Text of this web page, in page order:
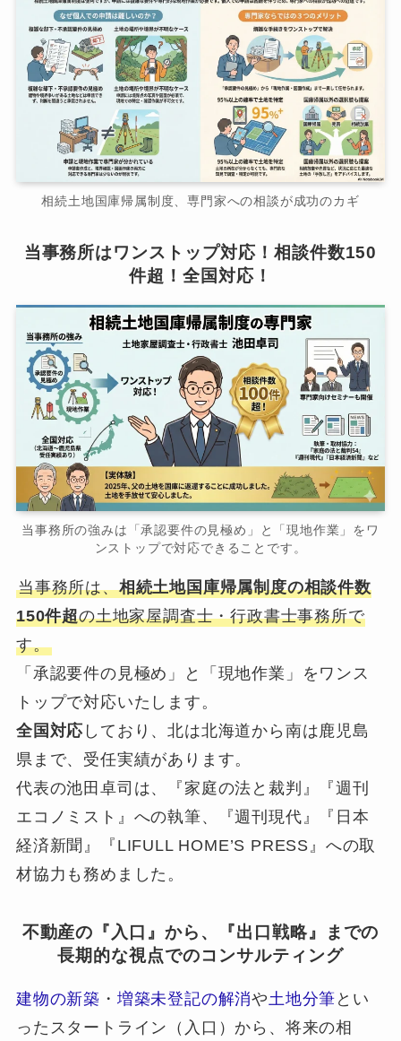
相続土地国庫帰属制度、専門家への相談が成功のカギ
当事務所はワンストップ対応！相談件数150
件超！全国対応！
当事務所の強みは「承認要件の見極め」と「現地作業」をワ
ンストップで対応できることです。
当事務所は、相続土地国庫帰属制度の相談件数
150件超の土地家屋調査士・行政書士事務所で
す。
「承認要件の見極め」と「現地作業」をワンス
トップで対応いたします。
全国対応 しており、北は北海道から南は鹿児島
県まで、受任実績があります。
代表の池田卓司は、『家庭の法と裁判』『週刊
エコノミスト』への執筆、『週刊現代』『日本
経済新聞』『LIFULL HOME’S PRESS』への取
材協力も務めました。
不動産の『入口』から、『出口戦略』までの
長期的な視点でのコンサルティング
建物の新築 ・ 増築未登記の解消や 土地分筆 とい
ったスタートライン（入口）から、将来の相